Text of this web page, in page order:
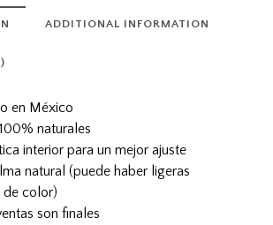
ADDITIONAL INFORMATION
en México
naturales
interior para un mejor ajuste
natural (puede haber ligeras
de color)
son finales